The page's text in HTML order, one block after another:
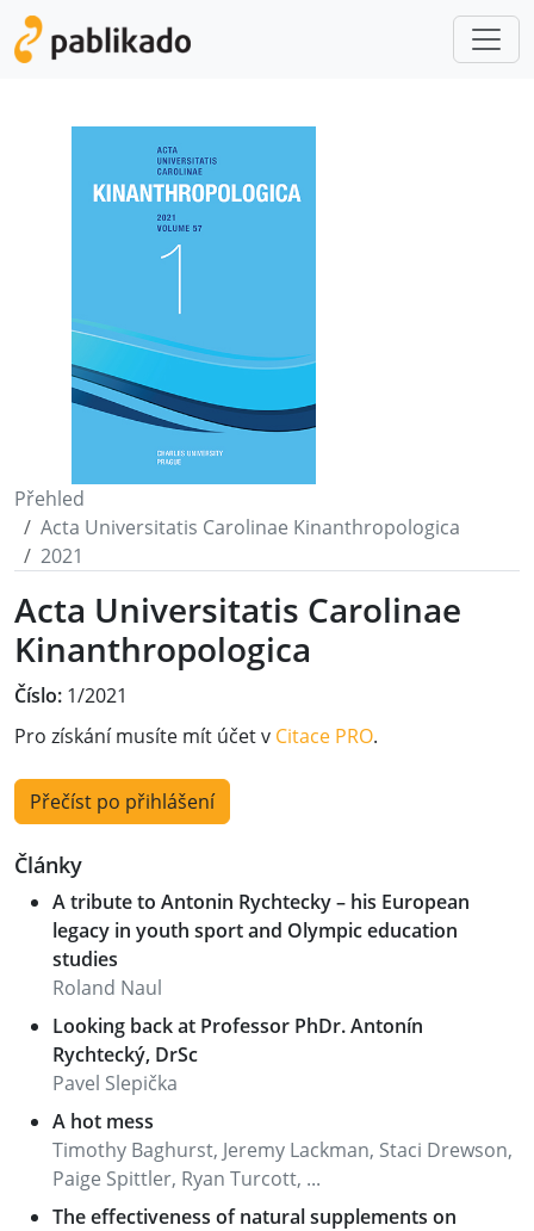
Přehled
Acta Universitatis Carolinae Kinanthropologica
2021
Acta Universitatis Carolinae
Kinanthropologica
Číslo: 1/2021
Pro získání musíte mít účet v Citace PRO.
Přečíst po přihlášení
Články
A tribute to Antonin Rychtecky – his European
legacy in youth sport and Olympic education
studies
Roland Naul
Looking back at Professor PhDr. Antonín
Rychtecký, DrSc
Pavel Slepička
A hot mess
Timothy Baghurst, Jeremy Lackman, Staci Drewson,
Paige Spittler, Ryan Turcott, ...
The effectiveness of natural supplements on